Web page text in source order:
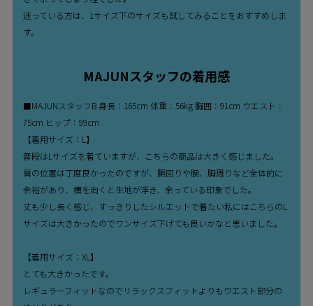
迷っている方は、1サイズ下のサイズも試してみることをおすすめしま
す。
MAJUNスタッフの着用感
■MAJUNスタッフB 身長：165cm 体重：56kg 胸囲：91cm ウエスト：
75cm ヒップ：99cm
【着用サイズ：L】
普段はLサイズを着ていますが、こちらの商品は大きく感じました。
肩の位置は丁度良かったのですが、胴回りや腕、胸周りなど全体的に
余裕があり、横を向くと生地が浮き、余っている印象でした。
丈も少し長く感じ、すっきりしたシルエットで着たい私にはこちらのL
サイズは大きかったのでワンサイズ下げても良いかなと思いました。
【着用サイズ：XL】
とても大きかったです。
レギュラーフィットなのでリラックスフィットよりもウエスト部分の